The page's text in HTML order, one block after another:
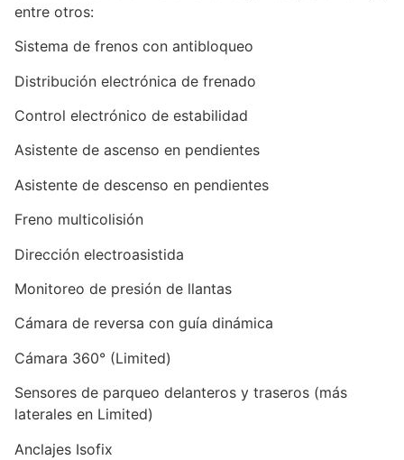
entre otros:
Sistema de frenos con antibloqueo
Distribución electrónica de frenado
Control electrónico de estabilidad
Asistente de ascenso en pendientes
Asistente de descenso en pendientes
Freno multicolisión
Dirección electroasistida
Monitoreo de presión de llantas
Cámara de reversa con guía dinámica
Cámara 360° (Limited)
Sensores de parqueo delanteros y traseros (más
laterales en Limited)
Anclajes Isofix